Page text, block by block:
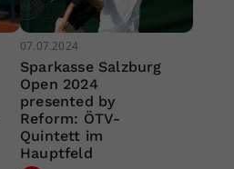
07.07.2024
Sparkasse Salzburg
Open 2024
presented by
Reform: ÖTV-
Quintett im
Hauptfeld